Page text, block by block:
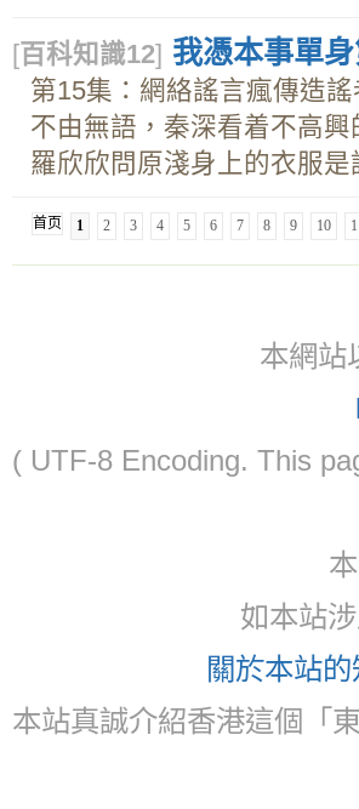
[百科知識12] 我憑本事單
第15集：網絡謠言瘋傳造
不由無語，秦深看着不高
羅欣欣問原淺身上的衣服
首页 1 2 3 4 5 6 7 8 9 10
本網站
( UTF-8 Encoding. This
如本站
關於本站
本站真誠介紹香港這個「